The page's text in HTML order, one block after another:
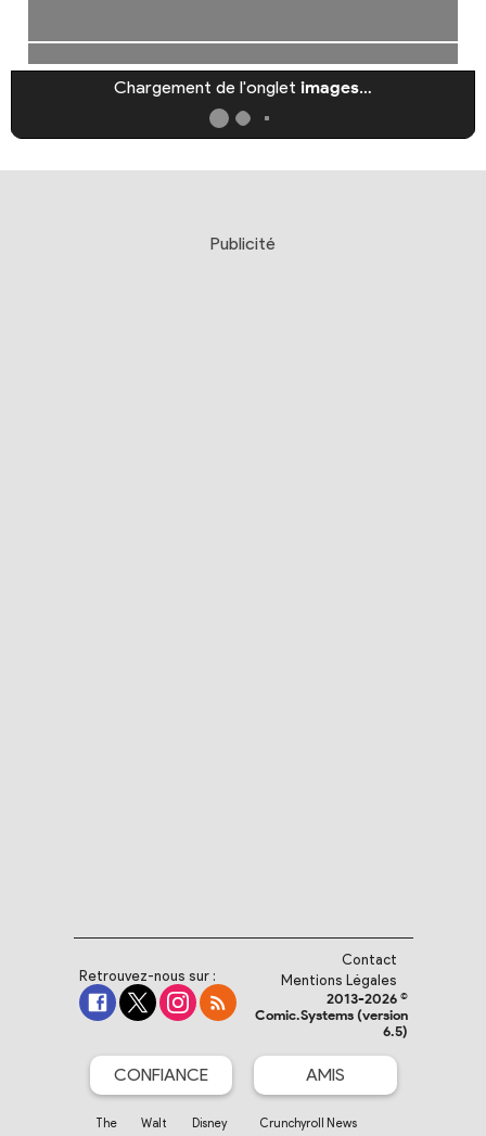
Chargement de l'onglet images…
Publicité
Retrouvez-nous sur :
Contact
Mentions Légales
2013-2026 ©
Comic.Systems (version
6.5)
CONFIANCE
The Walt Disney
AMIS
Crunchyroll News